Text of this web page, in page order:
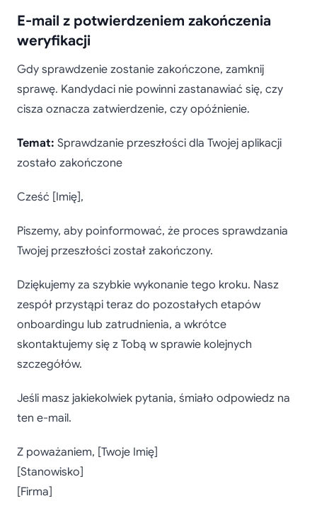
E-mail z potwierdzeniem zakończenia
weryfikacji
Gdy sprawdzenie zostanie zakończone, zamknij
sprawę. Kandydaci nie powinni zastanawiać się, czy
cisza oznacza zatwierdzenie, czy opóźnienie.
Temat: Sprawdzanie przeszłości dla Twojej aplikacji
zostało zakończone
Cześć [Imię],
Piszemy, aby poinformować, że proces sprawdzania
Twojej przeszłości został zakończony.
Dziękujemy za szybkie wykonanie tego kroku. Nasz
zespół przystąpi teraz do pozostałych etapów
onboardingu lub zatrudnienia, a wkrótce
skontaktujemy się z Tobą w sprawie kolejnych
szczegółów.
Jeśli masz jakiekolwiek pytania, śmiało odpowiedz na
ten e-mail.
Z poważaniem, [Twoje Imię]
[Stanowisko]
[Firma]